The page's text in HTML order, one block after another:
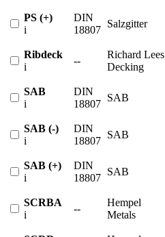
PS (+)
i
DIN
18807
Salzgitter
Ribdeck
i
--
Richard Lees
Decking
SAB
i
DIN
18807
SAB
SAB (-)
i
DIN
18807
SAB
SAB (+)
i
DIN
18807
SAB
SCRBA
i
--
Hempel
Metals